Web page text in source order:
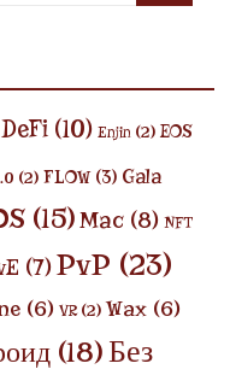
DeFi (10) Enjin (2) EOS
(2) FLOW(3) Gala
(15)Mac (8) NFT
(7) PvP (23)
(6) VR(2) Wax (6)
(18)Без